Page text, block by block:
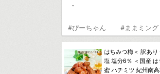
・
#ぴーちゃん #ままミング
はちみつ梅＜ 訳あ
塩 塩分6％ ＜国産
蜜 ハチミツ 紀州南